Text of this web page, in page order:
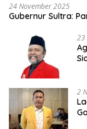
24 November 2025
Gubernur Sultra:
23
2